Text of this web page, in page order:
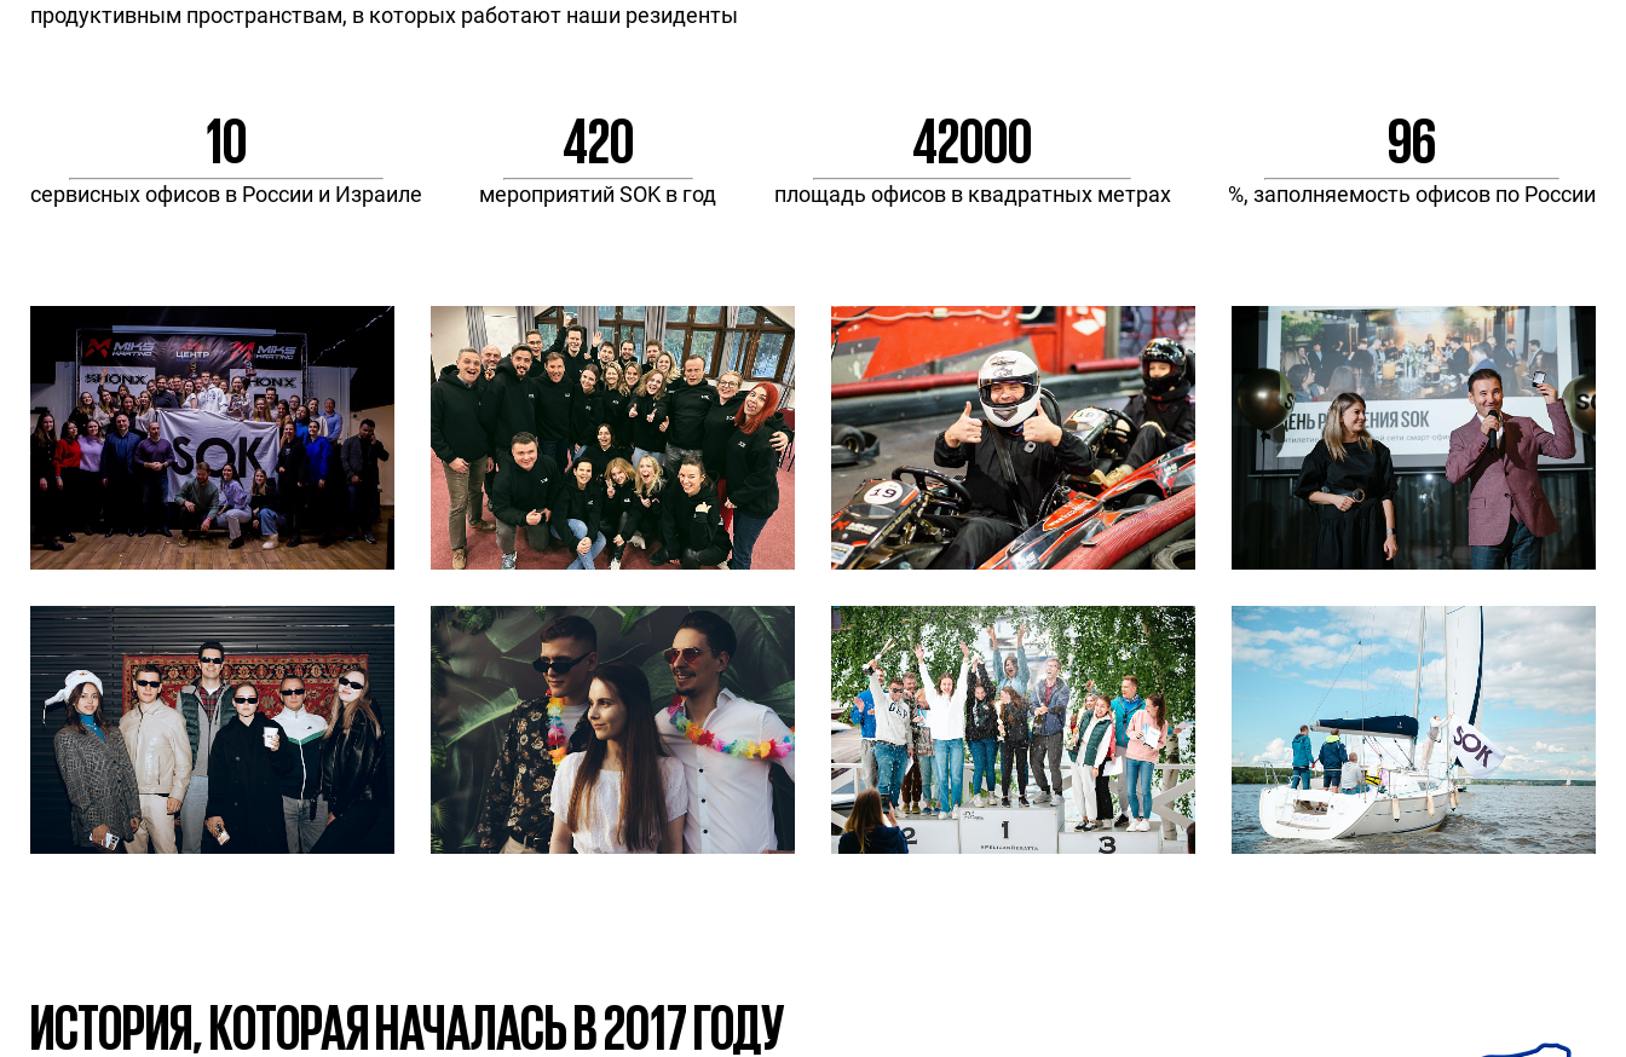
продуктивным пространствам, в которых работают наши резиденты
10
сервисных офисов в России и Израиле
420
мероприятий SOK в год
42000
площадь офисов в квадратных метрах
96
%, заполняемость офисов по России
ИСТОРИЯ, КОТОРАЯ НАЧАЛАСЬ В 2017 ГОДУ